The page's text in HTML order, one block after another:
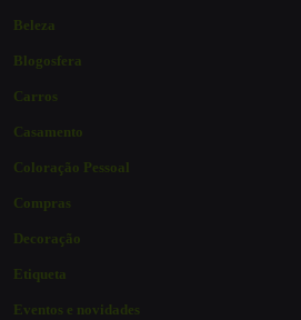
Beleza
Blogosfera
Carros
Casamento
Coloração Pessoal
Compras
Decoração
Etiqueta
Eventos e novidades